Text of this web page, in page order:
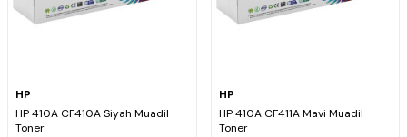
HP
HP 410A CF410A Siyah Muadil
Toner
HP
HP 410A CF411A Mavi Muadil
Toner